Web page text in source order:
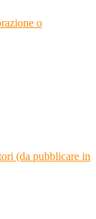
o
(da pubblicare in